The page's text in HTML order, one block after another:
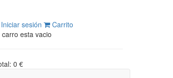
sesión
Carrito
carro esta vacio
0 €